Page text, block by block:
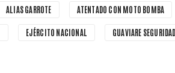
ALIAS GARROTE ATENTADO CON MOTO BOMBA
EJÉRCITO NACIONAL GUAVIARE SEGURIDAD